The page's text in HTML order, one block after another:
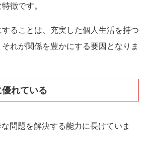
特徴です。
ることは、充実した個人生活を持つ
れが関係を豊かにする要因となりま
れている
問題を解決する能力に長けていま